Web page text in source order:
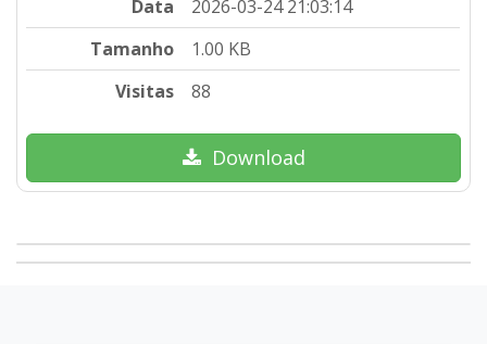
Data
2026-03-24 21:03:14
Tamanho
1.00 KB
Visitas
88
Download